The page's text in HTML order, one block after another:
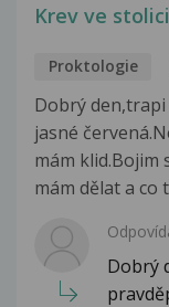
Krev ve stolici
Proktologie
Dobrý
jasné
mám klid.Bojim
mám dělat a co
Dobrý